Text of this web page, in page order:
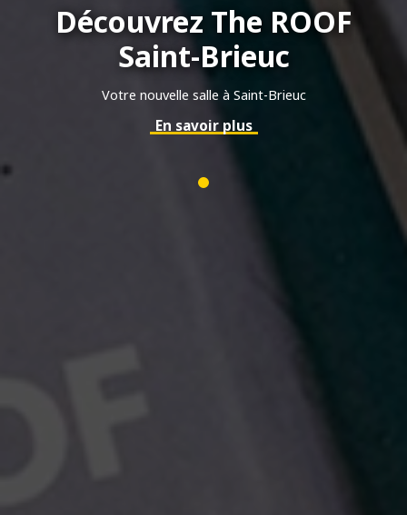
Découvrez The ROOF
Saint-Brieuc
Votre nouvelle salle à Saint-Brieuc
En savoir plus